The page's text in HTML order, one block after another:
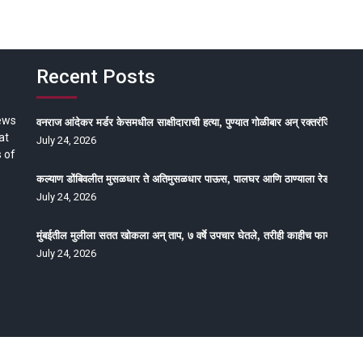
of
Recent Posts
वनराज आंदेकर मर्डर केसमधील साक्षीदाराची हत्या, पुण्यात गोळीबार अन् रक्तरंजित थरार
July 24, 2026
कल्याण डोंबिवलीत मुसळधार ते अतिमुसळधार पाऊस, पालघर आणि ठाण्याला रेड अलर्ट,
July 24, 2026
मुंबईतील मुलीला सतत खोकला अन् ताप, ७ वर्षे उपचार घेतले, तरीही काहीच फायदा
July 24, 2026